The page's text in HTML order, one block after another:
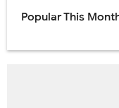
Popular This